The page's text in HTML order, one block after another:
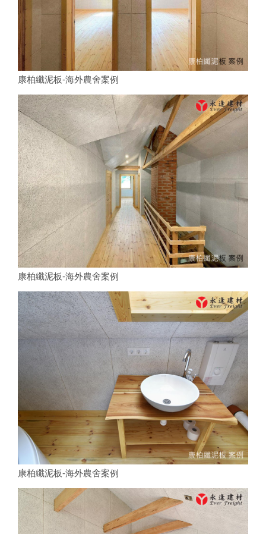
康柏纖泥板-海外農舍案例
康柏纖泥板-海外農舍案例
康柏纖泥板-海外農舍案例